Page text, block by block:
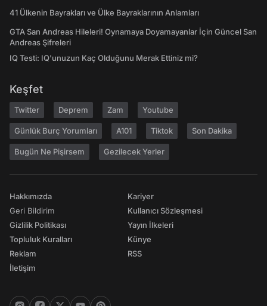
41 Ülkenin Bayrakları ve Ülke Bayraklarının Anlamları
GTA San Andreas Hileleri! Oynamaya Doyamayanlar İçin Güncel San
Andreas Şifreleri
IQ Testi: IQ'unuzun Kaç Olduğunu Merak Ettiniz mi?
Keşfet
Twitter Deprem Zam Youtube
Günlük Burç Yorumları A101 Tiktok Son Dakika
Bugün Ne Pişirsem Gezilecek Yerler
Hakkımızda
Geri Bildirim
Gizlilik Politikası
Topluluk Kuralları
Reklam
İletişim
Kariyer
Kullanıcı Sözleşmesi
Yayın İlkeleri
Künye
RSS